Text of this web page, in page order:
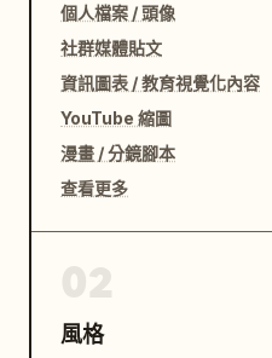
個人檔案 / 頭像
社群媒體貼文
資訊圖表 / 教育視覺化內容
YouTube 縮圖
漫畫 / 分鏡腳本
查看更多
風格